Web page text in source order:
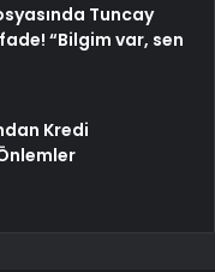
Tuncay
“Bilgim var, sen
Kredi